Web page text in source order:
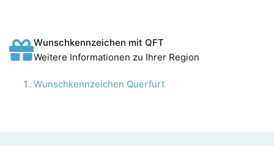
Wunschkennzeichen mit QFT
Weitere Informationen zu Ihrer Region
Wunschkennzeichen Querfurt